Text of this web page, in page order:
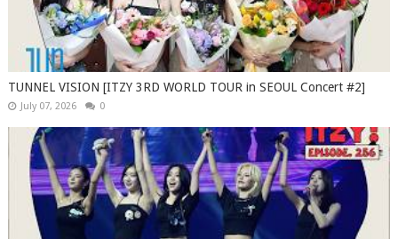
TUNNEL VISION [ITZY 3RD WORLD TOUR in SEOUL Concert #2]
July 07, 2026 0